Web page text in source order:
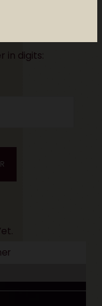
in digits: